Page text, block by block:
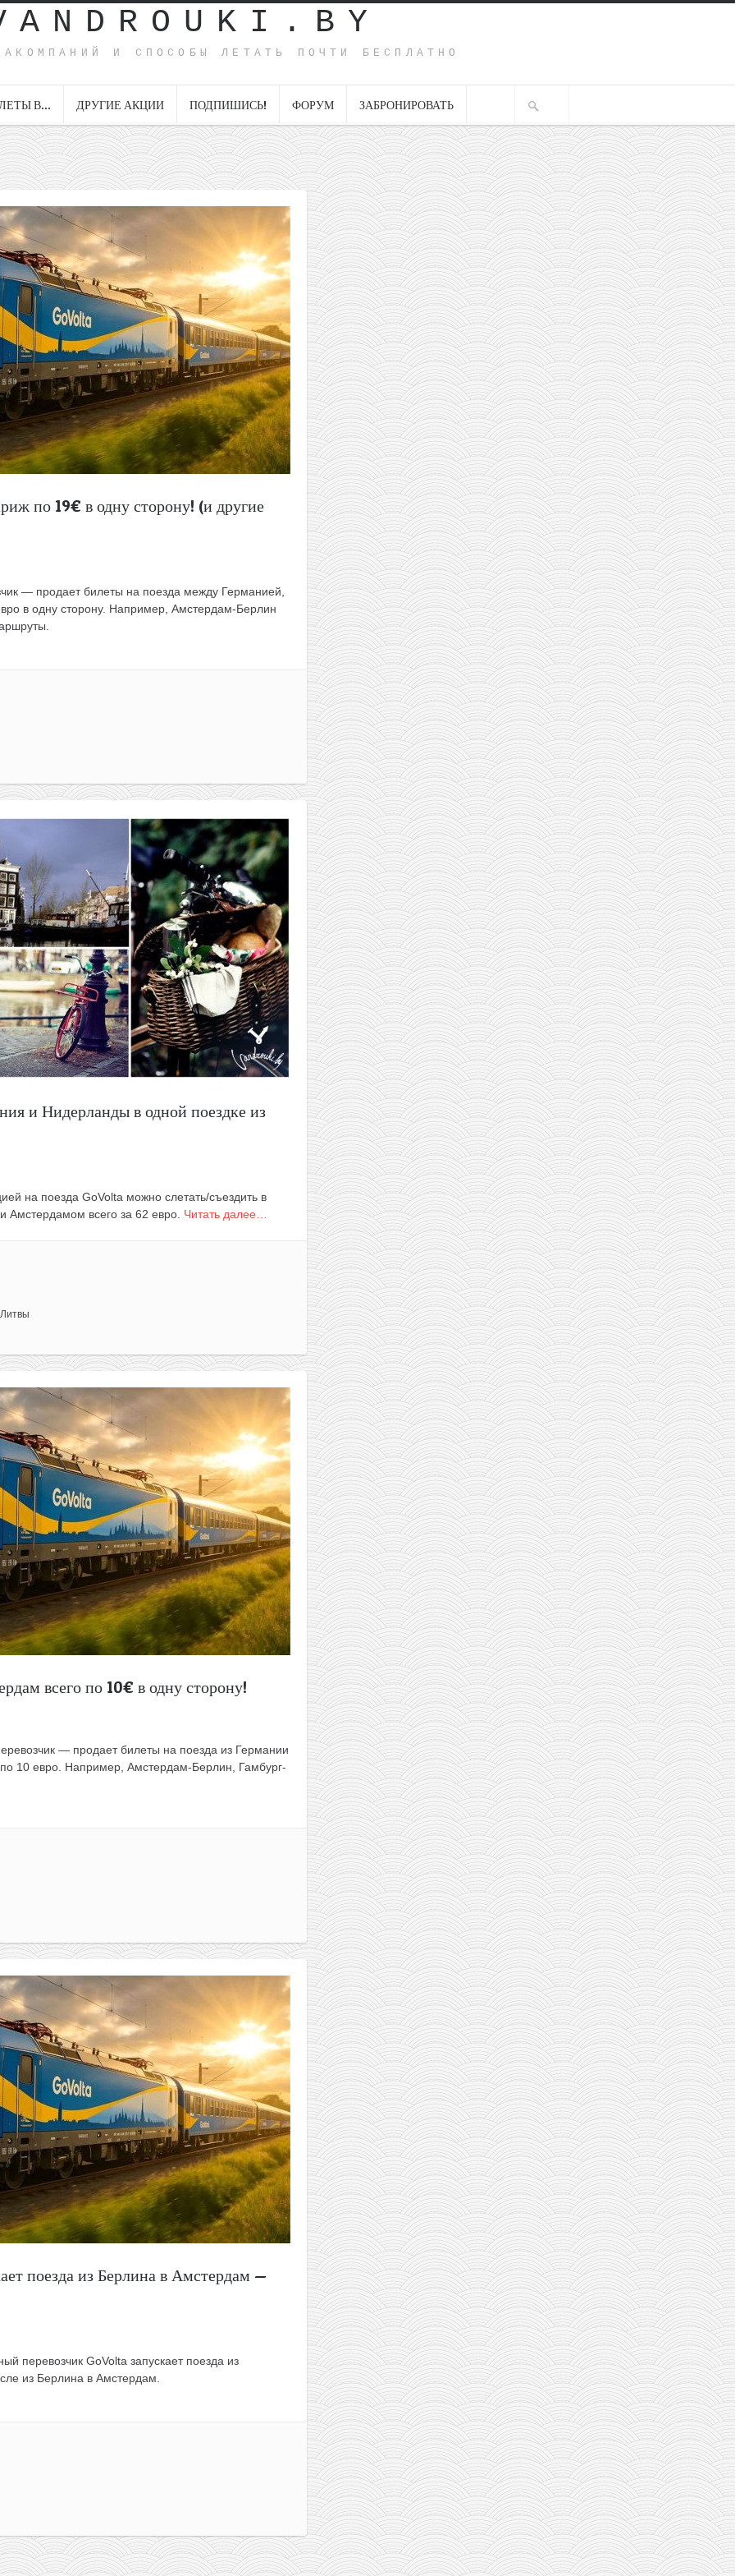
И СПОСОБЫ ЛЕТАТЬ ПОЧТИ БЕСПЛАТНО
В… ДРУГИЕ АКЦИИ ПОДПИШИСЬ! ФОРУМ ЗАБРОНИРОВАТЬ
по 19€ в одну сторону! (и другие
— продает билеты на поезда между Германией,
в одну сторону. Например, Амстердам-Берлин
и Нидерланды в одной поездке из
на поезда GoVolta можно слетать/съездить в
Амстердамом всего за 62 евро. Читать далее…
всего по 10€ в одну сторону!
— продает билеты на поезда из Германии
10 евро. Например, Амстердам-Берлин, Гамбург-
поезда из Берлина в Амстердам —
перевозчик GoVolta запускает поезда из
из Берлина в Амстердам.